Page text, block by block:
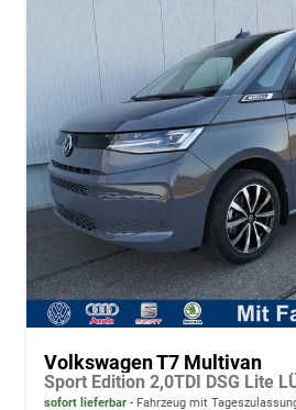
Volkswagen T7 Multivan
Sport Edition 2,0TDI DSG Lite
sofort lieferbar Fahrzeug mit